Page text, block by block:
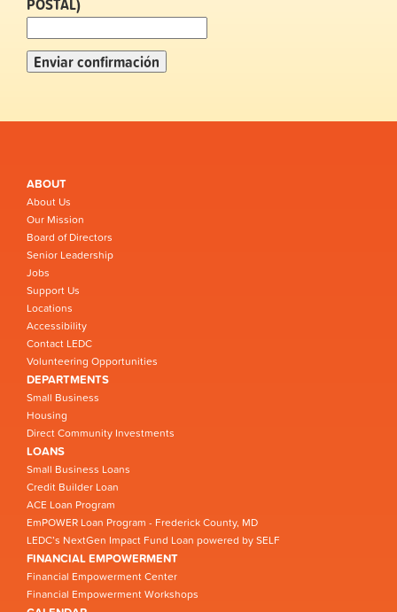
ABOUT
About Us
Our Mission
Board of Directors
Senior Leadership
Jobs
Support Us
Locations
Accessibility
Contact LEDC
Volunteering Opportunities
DEPARTMENTS
Small Business
Housing
Direct Community Investments
LOANS
Small Business Loans
Credit Builder Loan
ACE Loan Program
EmPOWER Loan Program - Frederick County, MD
LEDC’s NextGen Impact Fund Loan powered by SELF
FINANCIAL EMPOWERMENT
Financial Empowerment Center
Financial Empowerment Workshops